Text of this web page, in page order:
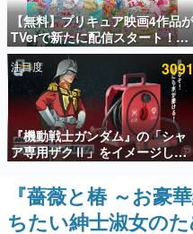
アプリセール情報
インタビュー
連載・特集一覧
殿堂入り記事
SNS拡散数が数千
ど。多くの人々に
事をまとめました
ゲームの企画書
名作ゲームクリエ
聞きし、ヒットす
【無料】プリキュア映画4作品が
TVerで新たに配信スタート！な
んと2018年～2024年の映画ほぼ
すべてが見放題に、ぶっちゃけ
ありえないラインナップ
注目度 3091
『機動戦士ガンダム』の「シャ
ア専用ザクⅡ」をイメージした
散水ホースリールが予約開始。
本体にはシャアのパーソナルマ
ークやジオン公国軍のエンブレ
ム、型式番号などを配置
『薔薇と椿 ～お豪
ちたい紳士淑女の